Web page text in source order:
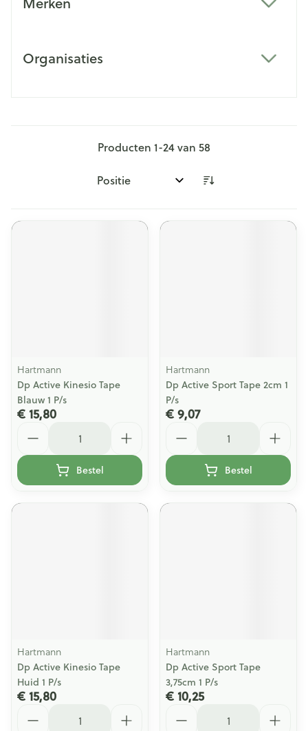
Organisaties
Producten 1-24van 58
Sorteer op:
Hartmann
Dp Active Kinesio Tape
Blauw 1 P/s
€ 15,80
Bestel
Hartmann
Dp Active Sport Tape 2cm 1
P/s
€ 9,07
Bestel
Hartmann
Dp Active Kinesio Tape
Huid 1 P/s
€ 15,80
Hartmann
Dp Active Sport Tape
3,75cm 1 P/s
€ 10,25